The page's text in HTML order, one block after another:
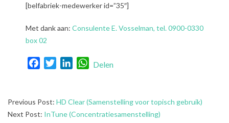
[belfabriek-medewerker id=”35″]
Met dank aan: Consulente E. Vosselman, tel. 0900-0330
box 02
FacebookTwitterLinkedInWhatsApp
Delen
2021-
08-
Previous Post: HD Clear (Samenstelling voor topisch gebruik)
Next Post: InTune (Concentratiesamenstelling)